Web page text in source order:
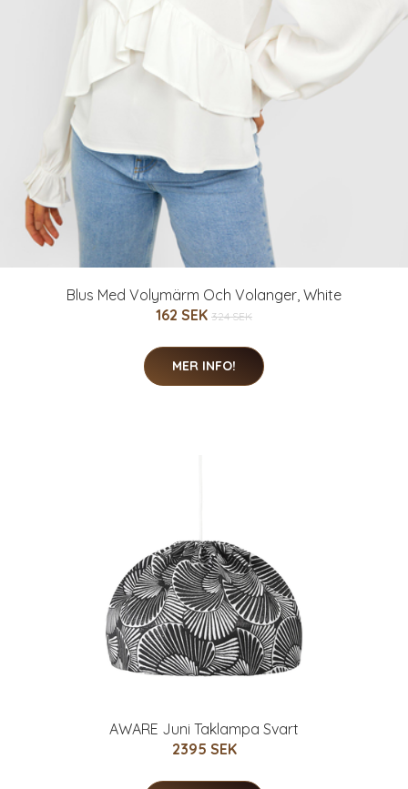
Blus Med Volymärm Och Volanger, White
162 SEK 324 SEK
MER INFO!
AWARE Juni Taklampa Svart
2395 SEK